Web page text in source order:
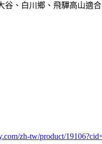
谷、白川鄉、飛驒高山適
zh-tw/product/